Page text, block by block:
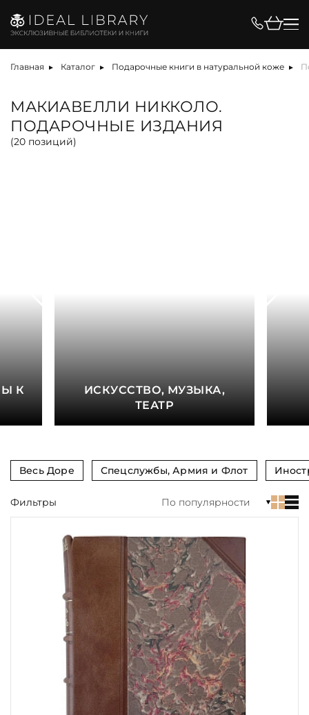
Главная Каталог Подарочные книги в натуральной коже
МАКИАВЕЛЛИ НИККОЛО.
ПОДАРОЧНЫЕ ИЗДАНИЯ
(20 позиций)
К
ИСКУССТВО, МУЗЫКА,
ТЕАТР
Весь Доре Спецслужбы, Армия и Флот
Цена, ₽
Вид
Язык
Обрез
Тиснение
Пол и возраст
Фильтры По популярности